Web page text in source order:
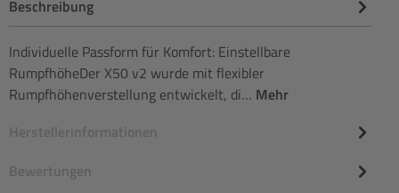
Beschreibung
Individuelle Passform für Komfort: Einstellbare
RumpfhöheDer X50 v2 wurde mit flexibler
Rumpfhöhenverstellung entwickelt, di… Mehr
Herstellerinformationen
Bewertungen